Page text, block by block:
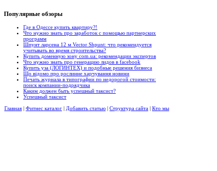
Популярные обзоры
Где в Одессе купить квартиру?!
Что нужно знать про заработок с помощью партнерских
программ
Шпунт ларсена 12 м Vector Shpunt: что рекомендуется
учитывать во время строительства?
Купить доменную зону com.ua: рекомендации экспертов
Что нужно знать про генерацию лидов в facebook
Купить уза (ЛОГИНТЕХ) и подобные решения бизнеса
Що відомо про рослинне харчування новини
Печать журнала в типографии по недорогой стоимости:
поиск компании-подрядчика
Каким должен быть успешный таксист?
Успешный таксист
Главная | Фитнес каталог | Добавить статью | Структура сайта | Кто мы